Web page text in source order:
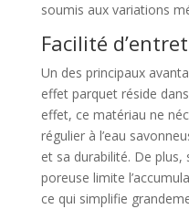
soumis aux variations
Facilité
Un des principaux
effet parquet réside
effet, ce matériau ne
régulier à l’eau
et sa durabilité. De
poreuse limite
ce qui simplifie